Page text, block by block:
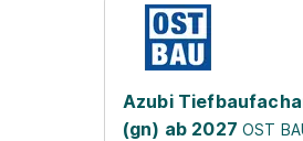
Azubi
(gn) ab 2027 OST